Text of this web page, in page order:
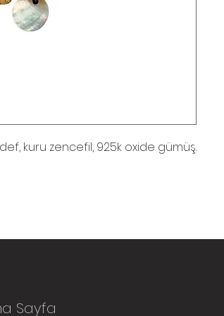
kuru zencefil, 925k oxide gümüş.
Sayfa